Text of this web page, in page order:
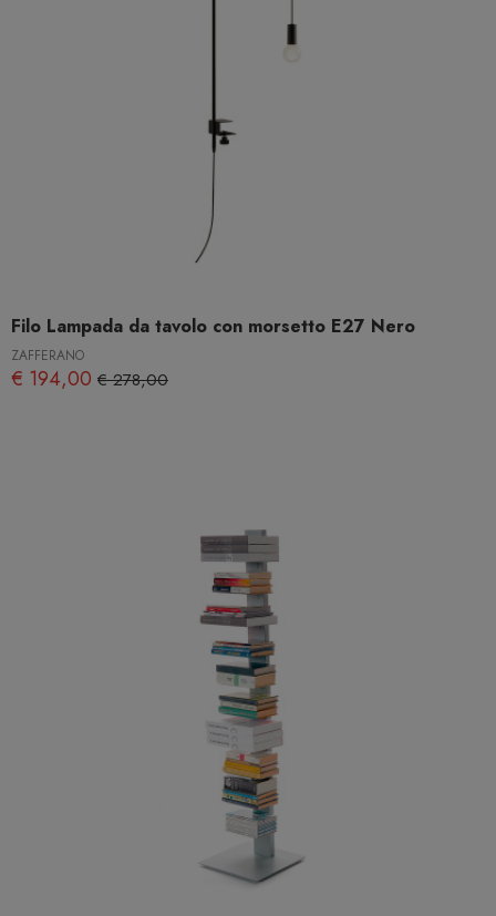
Filo Lampada da tavolo con morsetto E27 Nero
ZAFFERANO
€ 194,00 € 278,00